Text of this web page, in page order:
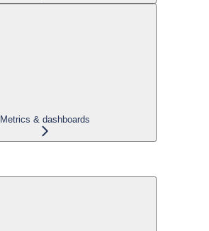
Metrics & dashboards